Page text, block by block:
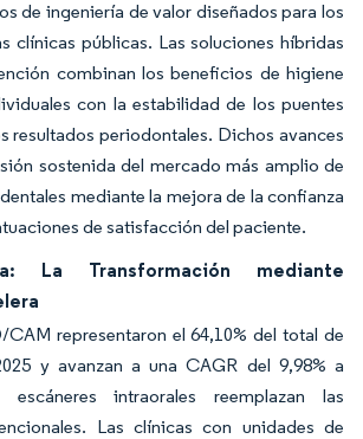
de ingeniería de valor diseñados para los
clínicas públicas. Las soluciones híbridas
combinan los beneficios de higiene
con la estabilidad de los puentes
resultados periodontales. Dichos avances
sostenida del mercado más amplio de
mediante la mejora de la confianza
de satisfacción del paciente.
La Transformación mediante
representaron el 64,10% del total de
y avanzan a una CAGR del 9,98% a
intraorales reemplazan las
Las clínicas con unidades de